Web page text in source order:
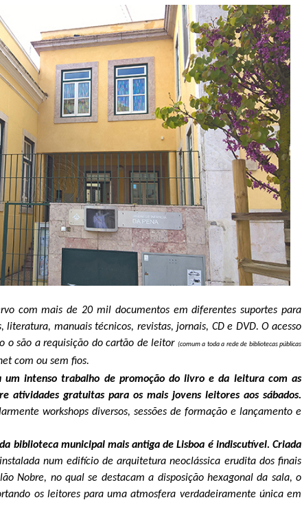
com mais de 20 mil documentos em diferentes suportes para
manuais técnicos, revistas, jornais, CD e DVD. O acesso
o são a requisição do cartão de leitor (comum a toda a rede de bibliotecas públicas
com ou sem fios.
um intenso trabalho de promoção do livro e da leitura com as
atividades gratuitas para os mais jovens leitores aos sábados.
workshops diversos, sessões de formação e lançamento e
biblioteca municipal mais antiga de Lisboa é indiscutível. Criada
num edifício de arquitetura neoclássica erudita dos finais
Nobre, no qual se destacam a disposição hexagonal da sala, o
os leitores para uma atmosfera verdadeiramente única em